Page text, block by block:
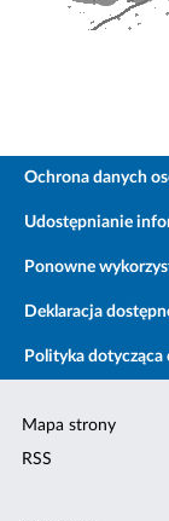
Ochrona danych
Udostępnianie
Ponowne
Deklaracja
Polityka
Mapa strony
RSS